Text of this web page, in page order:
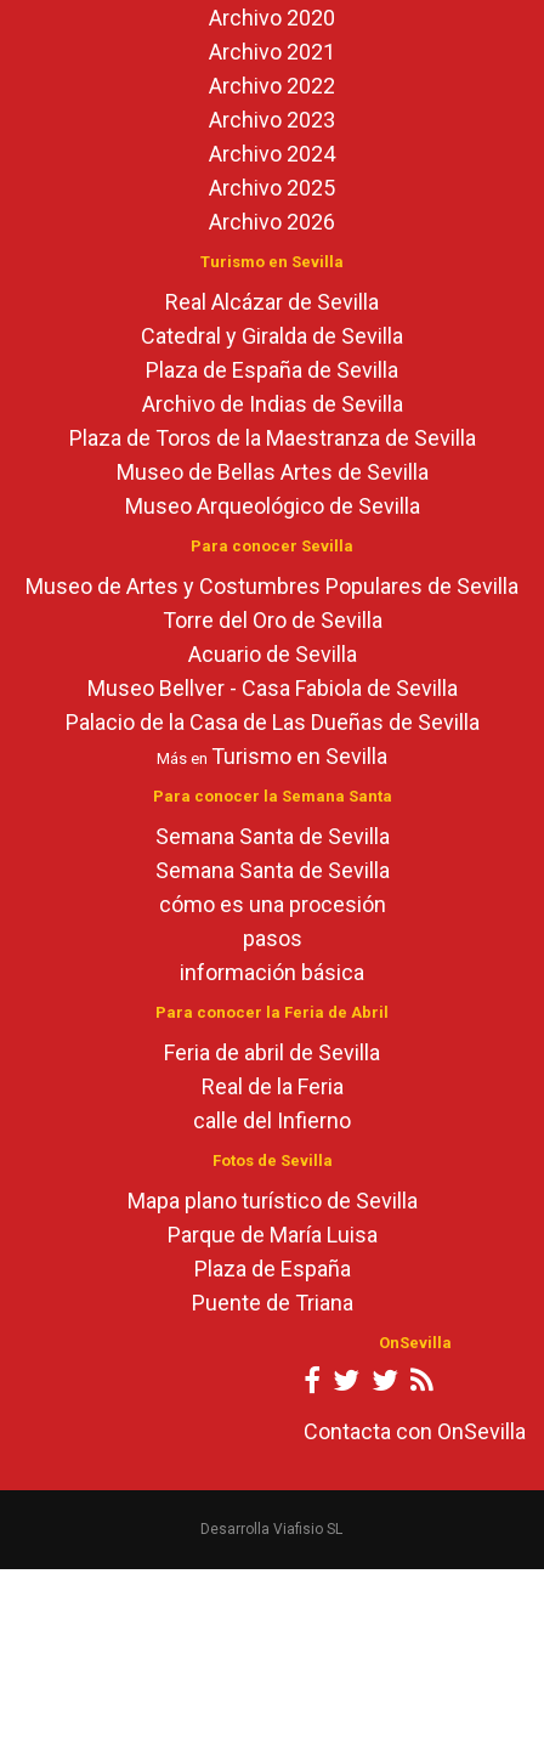
Archivo 2020
Archivo 2021
Archivo 2022
Archivo 2023
Archivo 2024
Archivo 2025
Archivo 2026
Turismo en Sevilla
Real Alcázar de Sevilla
Catedral y Giralda de Sevilla
Plaza de España de Sevilla
Archivo de Indias de Sevilla
Plaza de Toros de la Maestranza de Sevilla
Museo de Bellas Artes de Sevilla
Museo Arqueológico de Sevilla
Para conocer Sevilla
Museo de Artes y Costumbres Populares de Sevilla
Torre del Oro de Sevilla
Acuario de Sevilla
Museo Bellver - Casa Fabiola de Sevilla
Palacio de la Casa de Las Dueñas de Sevilla
Más en Turismo en Sevilla
Para conocer la Semana Santa
Semana Santa de Sevilla
Semana Santa de Sevilla
cómo es una procesión
pasos
información básica
Para conocer la Feria de Abril
Feria de abril de Sevilla
Real de la Feria
calle del Infierno
Fotos de Sevilla
Mapa plano turístico de Sevilla
Parque de María Luisa
Plaza de España
Puente de Triana
OnSevilla
Contacta con OnSevilla
Desarrolla Viafisio SL